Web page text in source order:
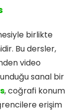
birlikte
Bu dersler,
video
sanal bir
, coğrafi konum
erişim